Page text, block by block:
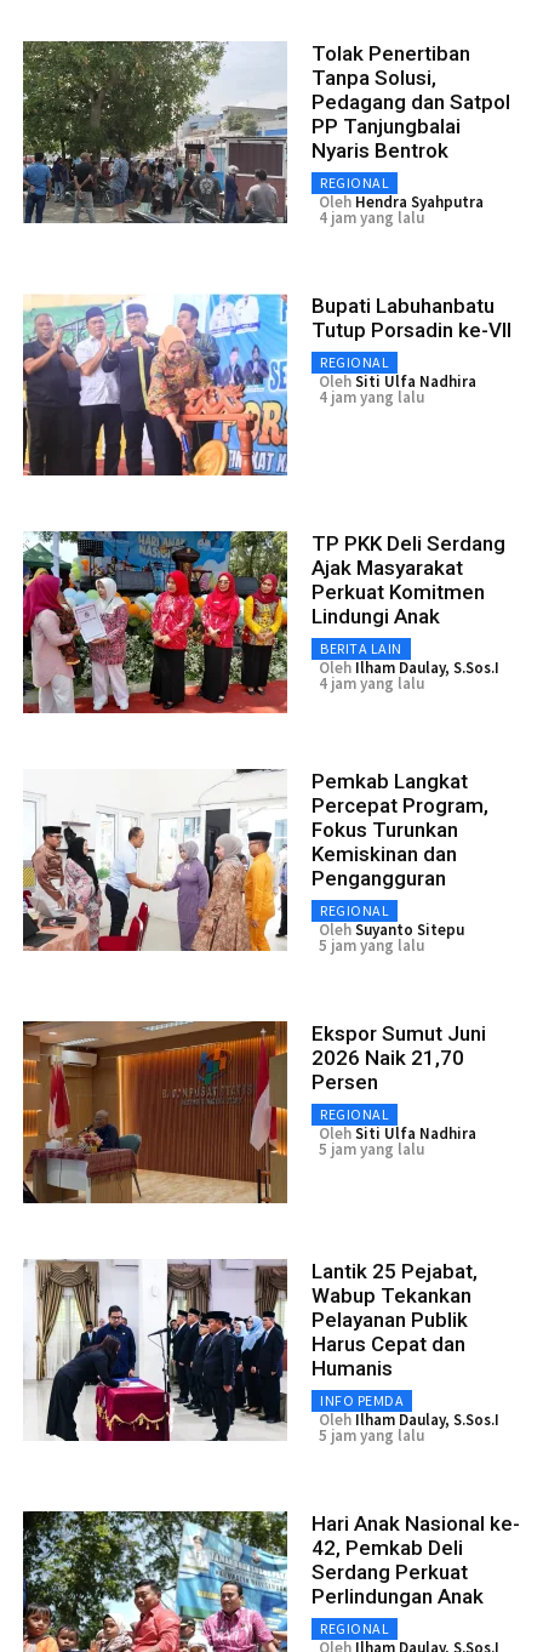
Tolak Penertiban
Tanpa Solusi,
Pedagang dan Satpol
PP Tanjungbalai
Nyaris Bentrok
REGIONAL
Oleh Hendra Syahputra
4 jam yang lalu
Bupati Labuhanbatu
Tutup Porsadin ke-VII
REGIONAL
OlehSiti Ulfa Nadhira
4 jam yang lalu
TP PKK Deli Serdang
Ajak Masyarakat
Perkuat Komitmen
Lindungi Anak
BERITA LAIN
Oleh Ilham Daulay, S.Sos.I
4 jam yang lalu
Pemkab Langkat
Percepat Program,
Fokus Turunkan
Kemiskinan dan
Pengangguran
REGIONAL
OlehSuyanto Sitepu
5 jam yang lalu
Ekspor Sumut Juni
2026 Naik 21,70
Persen
REGIONAL
OlehSiti Ulfa Nadhira
5 jam yang lalu
Lantik 25 Pejabat,
Wabup Tekankan
Pelayanan Publik
Harus Cepat dan
Humanis
INFO PEMDA
Oleh Ilham Daulay, S.Sos.I
5 jam yang lalu
Hari Anak Nasional ke-
42, Pemkab Deli
Serdang Perkuat
Perlindungan Anak
REGIONAL
Oleh Ilham Daulay, S.Sos.I